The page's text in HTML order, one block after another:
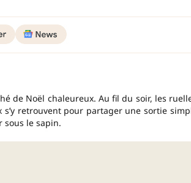
de Noël chaleureux. Au fil du soir, les
s’y retrouvent pour partager une sortie
sous le sapin.